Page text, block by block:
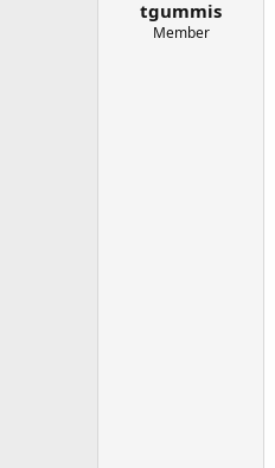
tgummis
Member